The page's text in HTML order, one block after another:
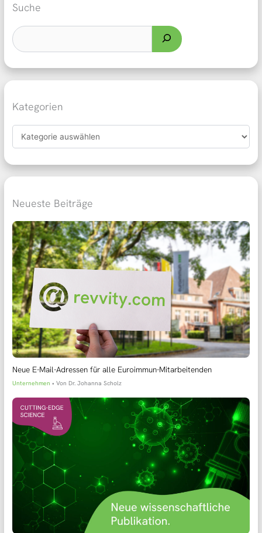
Suche
Kategorien
Neueste Beiträge
Neue E-Mail-Adressen für alle Euroimmun-Mitarbeitenden
Unternehmen • Von Dr. Johanna Scholz